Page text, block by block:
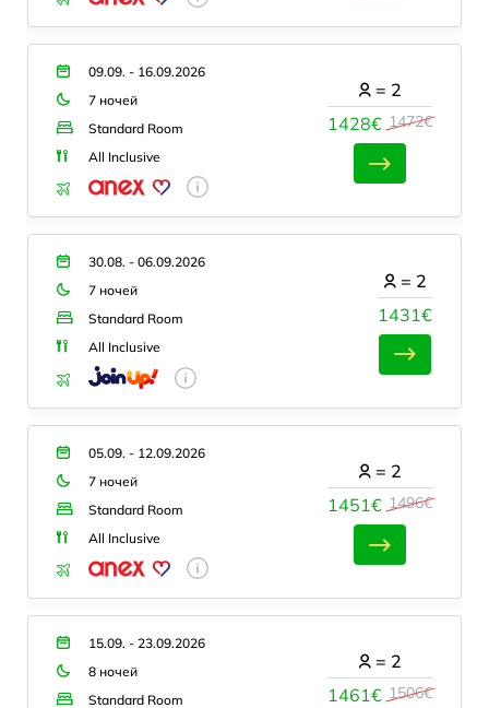
09.09. - 16.09.2026
7 ночей
Standard Room
All Inclusive
1428€ 1472€
= 2
30.08. - 06.09.2026
7 ночей
Standard Room
All Inclusive
1431€
= 2
05.09. - 12.09.2026
7 ночей
Standard Room
All Inclusive
1451€ 1496€
= 2
15.09. - 23.09.2026
8 ночей
Standard Room
1461€ 1506€
= 2